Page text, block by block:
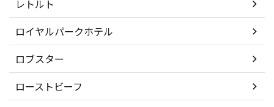
レトルト
ロイヤルパークホテル
ロブスター
ローストビーフ